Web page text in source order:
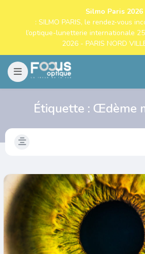
Silmo Paris 2026
: SILMO PARIS, le rendez-vous
l’optique-lunetterie internationale 25
2026 - PARIS NORD
Étiquette : Œdème